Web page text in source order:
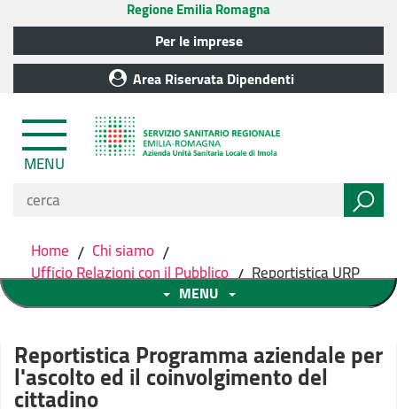
Regione Emilia Romagna
Per le imprese
Area Riservata Dipendenti
MENU
Home / Chi siamo /
Ufficio Relazioni con il Pubblico / Reportistica URP
MENU
Reportistica Programma aziendale per
l'ascolto ed il coinvolgimento del
cittadino